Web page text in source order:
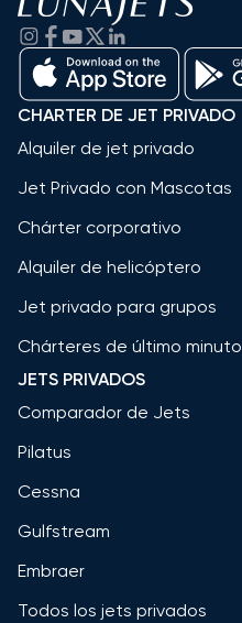
CHARTER DE JET PRIVADO
Alquiler de jet privado
Jet Privado con Mascotas
Chárter corporativo
Alquiler de helicóptero
Jet privado para grupos
Chárteres de último minuto
JETS PRIVADOS
Comparador de Jets
Pilatus
Cessna
Gulfstream
Embraer
Todos los jets privados